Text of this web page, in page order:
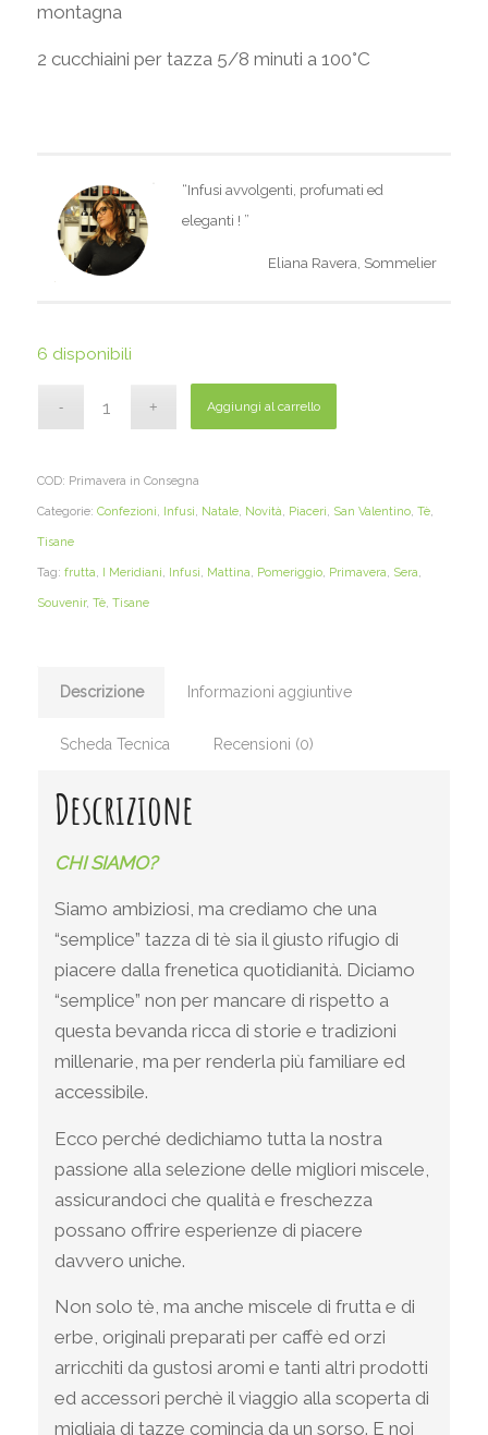
montagna
2 cucchiaini per tazza 5/8 minuti a 100°C
“Infusi avvolgenti, profumati ed
eleganti ! ”
Eliana Ravera, Sommelier
6 disponibili
Aggiungi al carrello
COD: Primavera in Consegna
Categorie: Confezioni, Infusi, Natale, Novità, Piaceri, San Valentino, Tè,
Tisane
Tag: frutta, I Meridiani, Infusi, Mattina, Pomeriggio, Primavera, Sera,
Souvenir, Tè, Tisane
Descrizione Informazioni aggiuntive
Scheda Tecnica Recensioni (0)
Descrizione
CHI SIAMO?
Siamo ambiziosi, ma crediamo che una
“semplice” tazza di tè sia il giusto rifugio di
piacere dalla frenetica quotidianità. Diciamo
“semplice” non per mancare di rispetto a
questa bevanda ricca di storie e tradizioni
millenarie, ma per renderla più familiare ed
accessibile.
Ecco perché dedichiamo tutta la nostra
passione alla selezione delle migliori miscele,
assicurandoci che qualità e freschezza
possano offrire esperienze di piacere
davvero uniche.
Non solo tè, ma anche miscele di frutta e di
erbe, originali preparati per caffè ed orzi
arricchiti da gustosi aromi e tanti altri prodotti
ed accessori perchè il viaggio alla scoperta di
migliaia di tazze comincia da un sorso. E noi